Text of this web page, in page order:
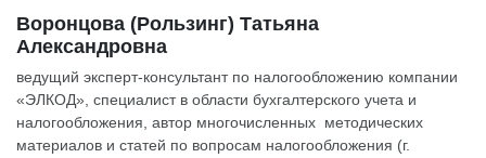
Воронцова (Рользинг) Татьяна
Александровна
ведущий эксперт-консультант по налогообложению компании
«ЭЛКОД», специалист в области бухгалтерского учета и
налогообложения, автор многочисленных методических
материалов и статей по вопросам налогообложения (г.